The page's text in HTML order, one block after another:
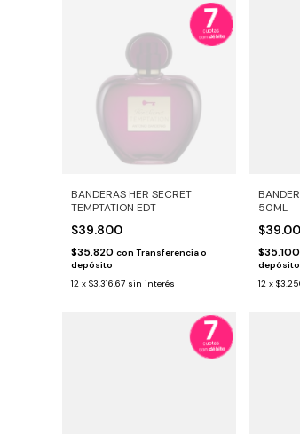
BANDERAS HER SECRET
TEMPTATION EDT
$39.800
$35.820 con Transferencia o
depósito
12 x $3.316,67 sin interés
50ML
depósito
12 x